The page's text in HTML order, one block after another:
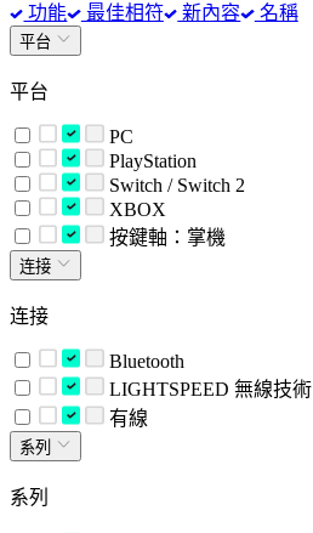
功能 最佳相符 新內容 名稱
平台
平台
PC
PlayStation
Switch / Switch 2
XBOX
按鍵軸：掌機
连接
连接
Bluetooth
LIGHTSPEED 無線技術
有線
系列
系列